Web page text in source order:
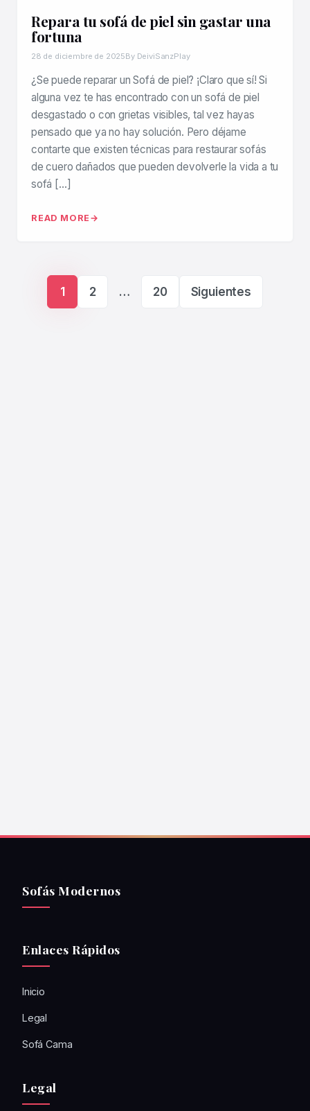
Repara tu sofá de piel sin gastar una
fortuna
28 de diciembre de 2025By DeiviSanzPlay
¿Se puede reparar un Sofá de piel? ¡Claro que sí! Si
alguna vez te has encontrado con un sofá de piel
desgastado o con grietas visibles, tal vez hayas
pensado que ya no hay solución. Pero déjame
contarte que existen técnicas para restaurar sofás
de cuero dañados que pueden devolverle la vida a tu
sofá […]
READ MORE
Paginación de
1 2 … 20 Siguientes
Sofás Modernos
Enlaces Rápidos
Inicio
Legal
Sofá Cama
Legal